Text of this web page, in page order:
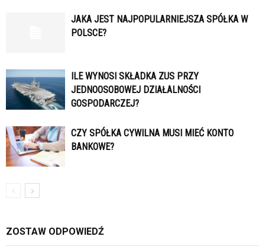
JAKA JEST NAJPOPULARNIEJSZA SPÓŁKA W
POLSCE?
ILE WYNOSI SKŁADKA ZUS PRZY
JEDNOOSOBOWEJ DZIAŁALNOŚCI
GOSPODARCZEJ?
CZY SPÓŁKA CYWILNA MUSI MIEĆ KONTO
BANKOWE?
ZOSTAW ODPOWIEDŹ